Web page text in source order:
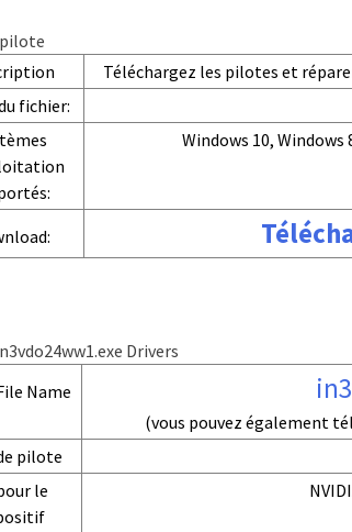
Téléchargez les pilotes et
fichier:
Windows 10, Windows
Drivers
Name
(vous pouvez également
pilote
le